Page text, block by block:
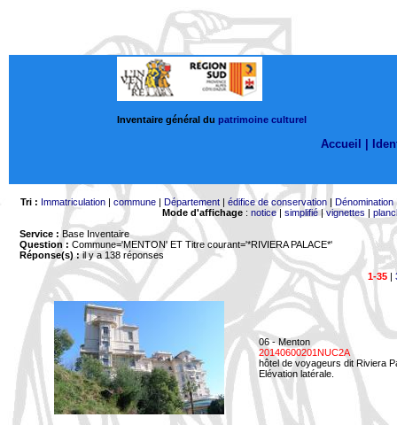
Inventaire général du patrimoine culturel
Accueil |
Tri : Immatriculation| commune| Département| édifice de conservation| Dénomination
Mode d'affichage: notice| simplifié|vignettes |
Service : Base Inventaire
Question : Commune='MENTON' ET Titre courant='*RIVIERA PALACE*'
Réponse(s) :il y a 138 réponses
1-35|
06 - Menton
20140600201NUC2A
hôtel de voyageurs dit Riviera
Elévation latérale.